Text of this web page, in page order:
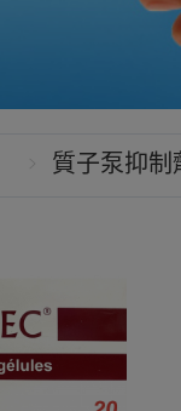
質子泵抑制